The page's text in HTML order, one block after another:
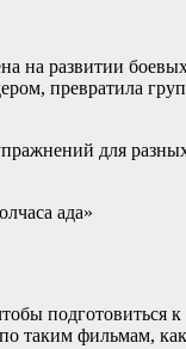
на развитии
превратила
для
ада»
подготовиться
таким фильмам,